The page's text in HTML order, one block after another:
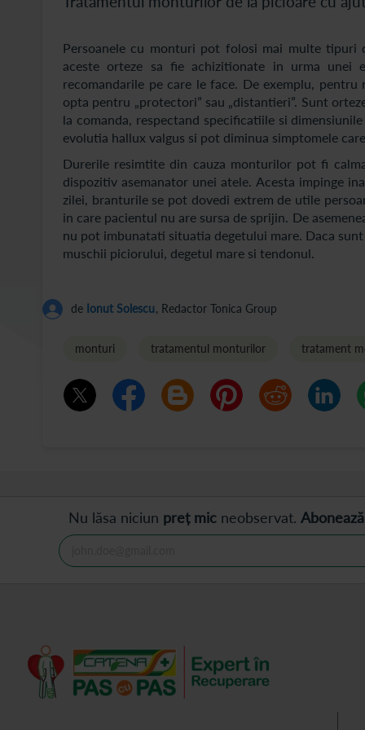
Persoanele cu monturi pot folosi mai multe tipuri
aceste orteze sa fie achizitionate in urma
recomandarile pe care le face. De exemplu,
opta pentru „protectori” sau „distantieri”. Sunt
la comanda, respectand specificatiile si
evolutia hallux valgus si pot diminua simptomele
Durerile resimtite din cauza monturilor pot fi
dispozitiv asemanator unei atele. Acesta impinge
zilei, branturile se pot dovedi extrem de utile
in care pacientul nu are sursa de sprijin. De
nu pot imbunatati situatia degetului mare. Daca
muschii piciorului, degetul mare si tendonul.
de Ionut Solescu, Redactor Tonica Group
monturi tratamentul monturilor tratament
Nu lăsa niciun preț mic neobservat.